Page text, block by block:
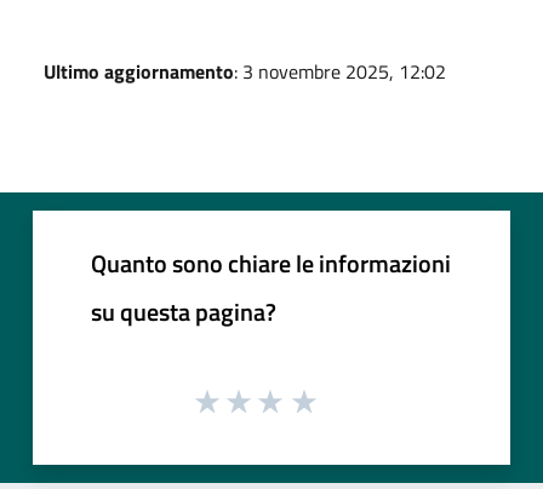
Ultimo aggiornamento: 3 novembre 2025, 12:02
Quanto sono chiare le informazioni
su questa pagina?